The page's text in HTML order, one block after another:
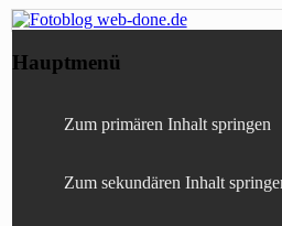
Fotoblog web-
Canon, Nikon, Sony
Hauptmenü
Zum primären Inhalt springen
Zum sekundären Inhalt